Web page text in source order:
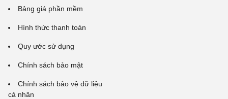
Bảng giá phần mềm
Hình thức thanh toán
Quy ước sử dụng
Chính sách bảo mật
Chính sách bảo vệ dữ liệu
cá nhân